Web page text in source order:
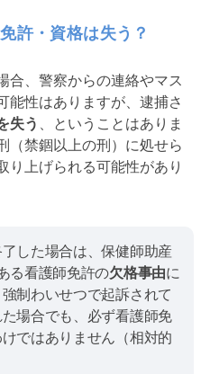
許・資格は失う？
合、警察からの連絡やマス
能性はありますが、逮捕さ
失う
、ということはありま
（禁錮以上の刑）に処せら
り上げられる可能性があり
した場合は、保健師助産
る看護師免許の欠格事由に
制わいせつで起訴されて
場合でも、必ず看護師免
ではありません（相対的